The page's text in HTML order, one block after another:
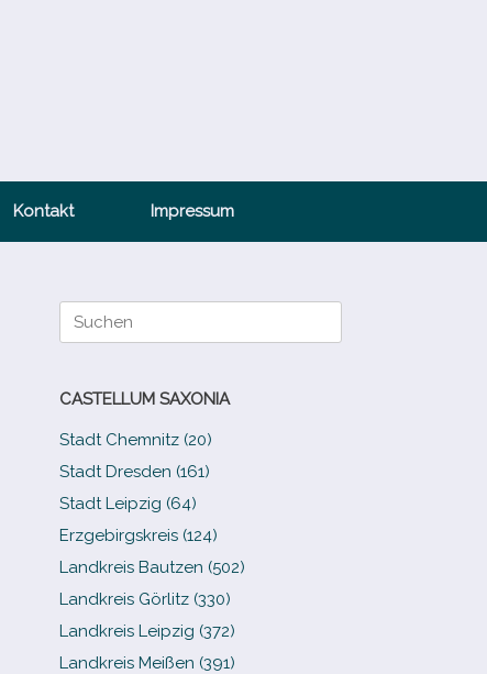
Kontakt Impressum
Suche
nach:
CASTELLUM SAXONIA
Stadt Chemnitz (20)
Stadt Dresden (161)
Stadt Leipzig (64)
Erzgebirgskreis (124)
Landkreis Bautzen (502)
Landkreis Görlitz (330)
Landkreis Leipzig (372)
Landkreis Meißen (391)